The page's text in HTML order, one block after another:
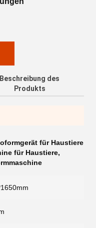
Beschreibung des
Produkts
für Haustiere
für Haustiere,